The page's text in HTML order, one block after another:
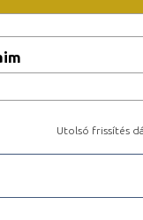
Utolsó frissítés